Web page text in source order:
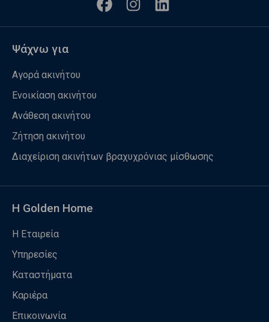
Ψάχνω για
Αγορά ακινήτου
Ενοικίαση ακινήτου
Ανάθεση ακινήτου
Ζήτηση ακινήτου
Διαχείριση ακινήτων βραχυχρόνιας μίσθωσης
Η Golden Home
Η Εταιρεία
Υπηρεσίες
Καταστήματα
Καριέρα
Επικοινωνία